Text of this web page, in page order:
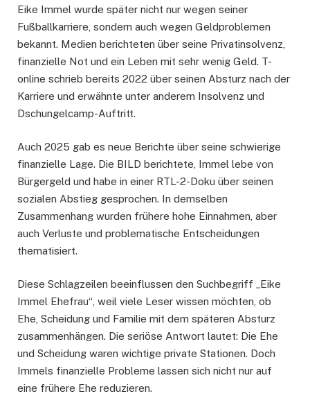
Eike Immel wurde später nicht nur wegen seiner
Fußballkarriere, sondern auch wegen Geldproblemen
bekannt. Medien berichteten über seine Privatinsolvenz,
finanzielle Not und ein Leben mit sehr wenig Geld. T-
online schrieb bereits 2022 über seinen Absturz nach der
Karriere und erwähnte unter anderem Insolvenz und
Dschungelcamp-Auftritt.
Auch 2025 gab es neue Berichte über seine schwierige
finanzielle Lage. Die BILD berichtete, Immel lebe von
Bürgergeld und habe in einer RTL-2-Doku über seinen
sozialen Abstieg gesprochen. In demselben
Zusammenhang wurden frühere hohe Einnahmen, aber
auch Verluste und problematische Entscheidungen
thematisiert.
Diese Schlagzeilen beeinflussen den Suchbegriff „Eike
Immel Ehefrau“, weil viele Leser wissen möchten, ob
Ehe, Scheidung und Familie mit dem späteren Absturz
zusammenhängen. Die seriöse Antwort lautet: Die Ehe
und Scheidung waren wichtige private Stationen. Doch
Immels finanzielle Probleme lassen sich nicht nur auf
eine frühere Ehe reduzieren.